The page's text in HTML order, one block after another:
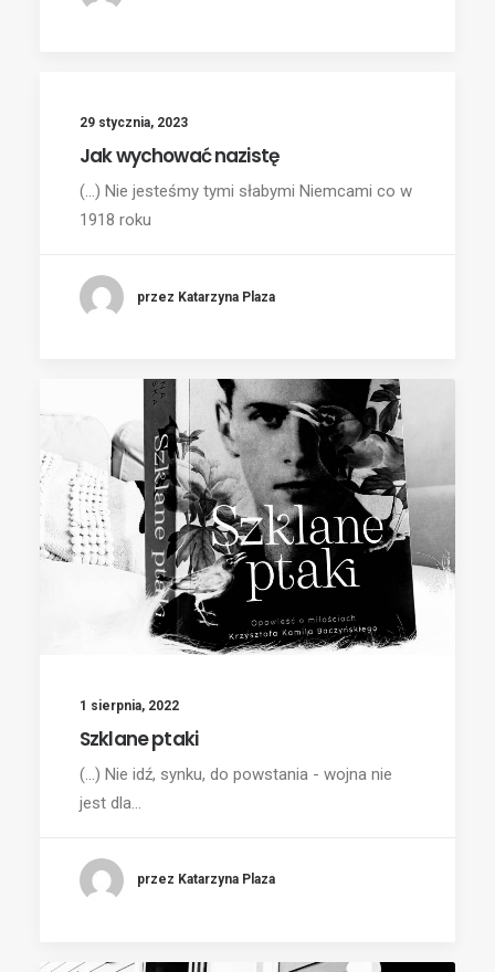
29 stycznia, 2023
Jak wychować nazistę
(...) Nie jesteśmy tymi słabymi Niemcami co w
1918 roku
przez Katarzyna Plaza
1 sierpnia, 2022
Szklane ptaki
(...) Nie idź, synku, do powstania - wojna nie
jest dla…
przez Katarzyna Plaza